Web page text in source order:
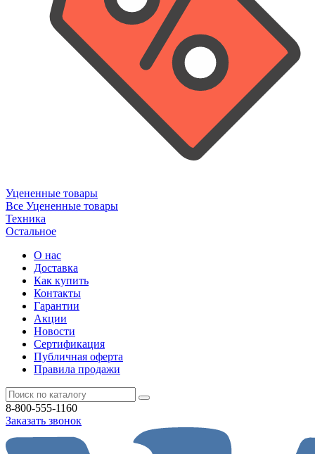
Уцененные товары
Все Уцененные товары
Техника
Остальное
О нас
Доставка
Как купить
Контакты
Гарантии
Акции
Новости
Cертификация
Публичная оферта
Правила продажи
8-800-555-1160
Заказать звонок